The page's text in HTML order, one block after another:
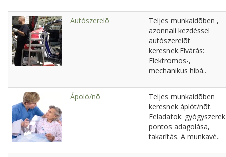
Autószerelõ
Teljes munkaidõben ,
azonnali kezdéssel
autószerelõt
keresnek.Elvárás:
Elektromos-,
mechanikus hibá..
Ápoló/nõ
Teljes munkaidõben
keresnek áplót/nõt.
Feladatok: gyógyszerek
pontos adagolása,
takarítás. A munkavé..